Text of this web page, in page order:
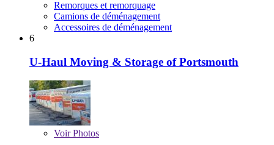
Remorques et remorquage
Camions de déménagement
Accessoires de déménagement
6
U-Haul Moving & Storage of Portsmouth
VoirPhotos